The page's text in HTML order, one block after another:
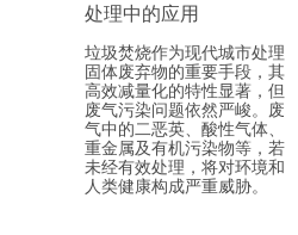
处理中的应用
垃圾焚烧作为现代城市处理
固体废弃物的重要手段，其
高效减量化的特性显著，但
废气污染问题依然严峻。废
气中的二恶英、酸性气体、
重金属及有机污染物等，若
未经有效处理，将对环境和
人类健康构成严重威胁。